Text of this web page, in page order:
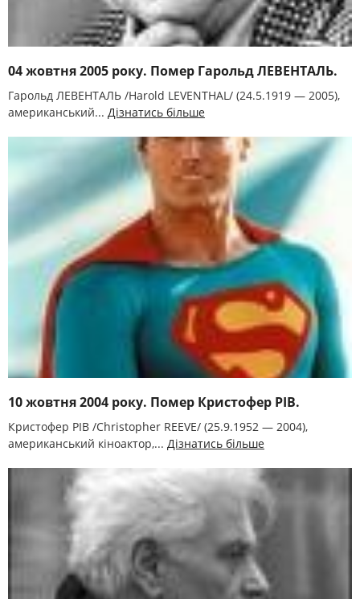
04 жовтня 2005 року. Помер Гарольд ЛЕВЕНТАЛЬ.
Гарольд ЛЕВЕНТАЛЬ /Harold LEVENTHAL/ (24.5.1919 — 2005),
американський... Дізнатись більше
10 жовтня 2004 року. Помер Кристофер РІВ.
Кристофер РІВ /Christopher REEVE/ (25.9.1952 — 2004),
американський кіноактор,... Дізнатись більше